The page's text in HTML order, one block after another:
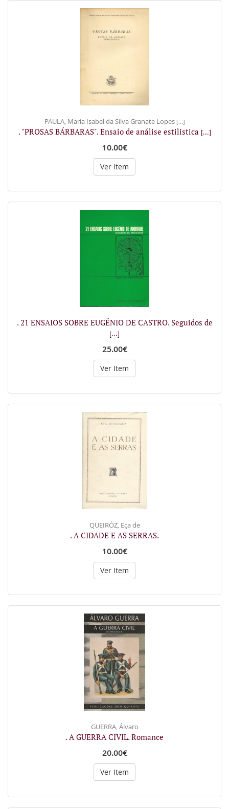
PAULA, Maria Isabel da Silva Granate Lopes [...]
. "PROSAS BÁRBARAS". Ensaio de análise estilistica [...]
10.00€
Ver Item
. 21 ENSAIOS SOBRE EUGÉNIO DE CASTRO. Seguidos de
[...]
25.00€
Ver Item
QUEIRÓZ, Eça de
. A CIDADE E AS SERRAS.
10.00€
Ver Item
GUERRA, Álvaro
. A GUERRA CIVIL. Romance
20.00€
Ver Item